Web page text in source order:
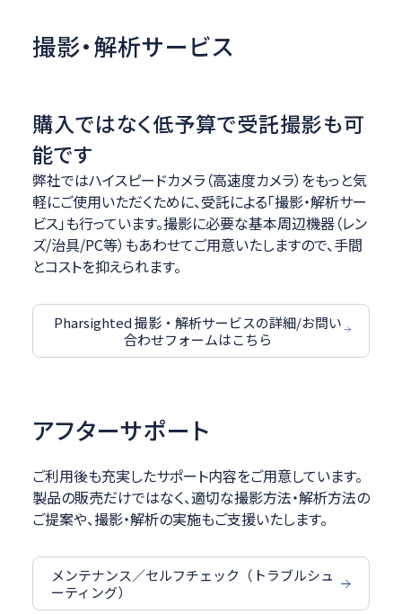
撮影・解析サービス
購入ではなく低予算で受託撮影も可
能です
弊社ではハイスピードカメラ（高速度カメラ）をもっと気
軽にご使用いただくために、受託による「撮影・解析サー
ビス」も行っています。撮影に必要な基本周辺機器（レン
ズ/治具/PC等）もあわせてご用意いたしますので、手間
とコストを抑えられます。
Pharsighted 撮影・解析サービスの詳細/お問い
合わせフォームはこちら
アフターサポート
ご利用後も充実したサポート内容をご用意しています。
製品の販売だけではなく、適切な撮影方法・解析方法の
ご提案や、撮影・解析の実施もご支援いたします。
メンテナンス／セルフチェック（トラブルシュ
ーティング）